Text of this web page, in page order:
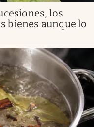
los
bienes aunque lo